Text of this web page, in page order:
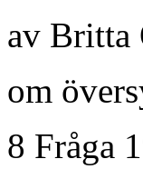
av Britta
om
8 Fråga